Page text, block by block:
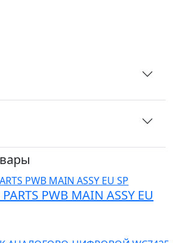
PWB MAIN ASSY EU